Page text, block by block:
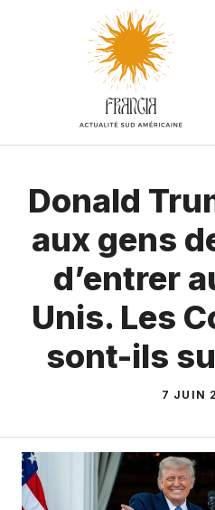
Donald
aux gens
d’entrer
Unis. Les
sont-ils
7 JUIN